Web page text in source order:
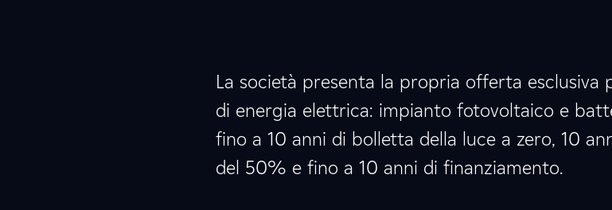
La società presenta la propria offerta esclusiva
di energia elettrica: impianto fotovoltaico e
fino a 10 anni di bolletta della luce a zero, 10
del 50% e fino a 10 anni di finanziamento.